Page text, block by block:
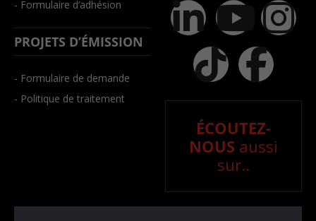
- Formulaire d’adhésion
PROJETS D’ÉMISSION
- Formulaire de demande
- Politique de traitement
ÉCOUTEZ-
NOUS aussi
sur..